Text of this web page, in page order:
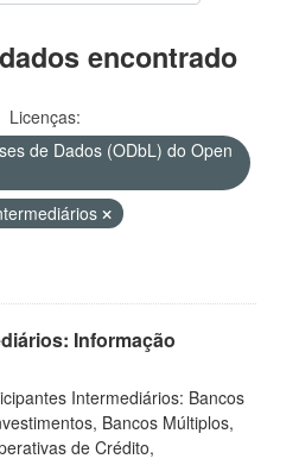
encontrado
Licenças:
de Dados (ODbL) do Open
Informação
Intermediários: Bancos
Bancos Múltiplos,
de Crédito,